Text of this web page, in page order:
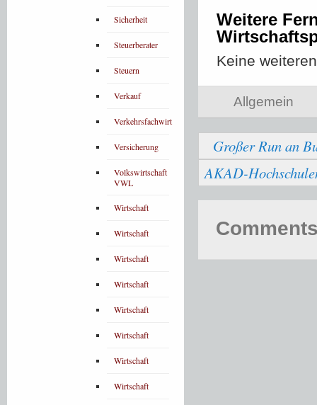
Weitere
Keine
Allgemein
Großer Run an
AKAD-
Sicherheit
Steuerberater
Steuern
Verkauf
Verkehrsfachwirt
Versicherung
Volkswirtschaft
VWL
Wirtschaft
Wirtschaft
Wirtschaft
Wirtschaft
Wirtschaft
Wirtschaft
Wirtschaft
Wirtschaft